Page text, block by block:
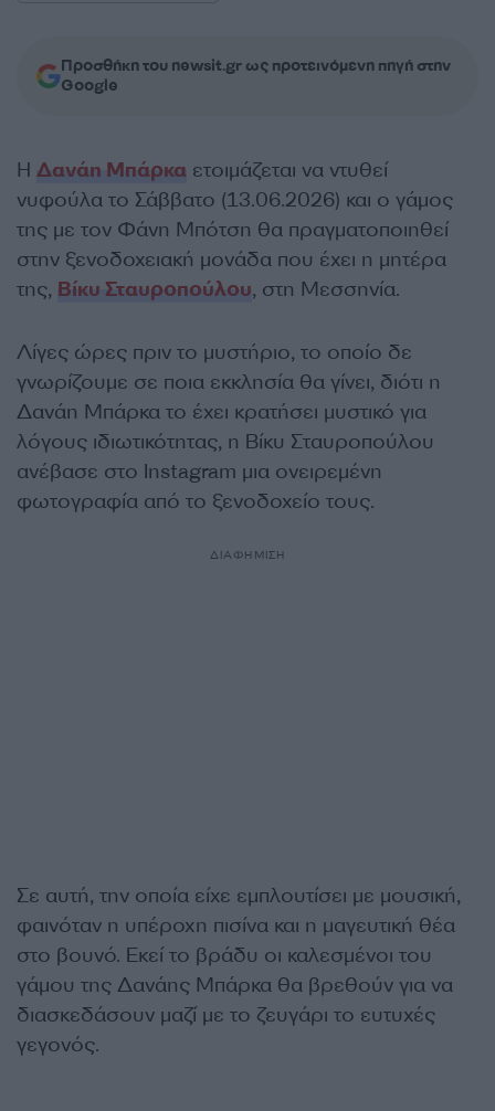
Προσθήκη του newsit.gr ως προτεινόμενη πηγή στην
Google
Η Δανάη Μπάρκα ετοιμάζεται να ντυθεί
νυφούλα το Σάββατο (13.06.2026) και ο γάμος
της με τον Φάνη Μπότση θα πραγματοποιηθεί
στην ξενοδοχειακή μονάδα που έχει η μητέρα
της, Βίκυ Σταυροπούλου, στη Μεσσηνία.
Λίγες ώρες πριν το μυστήριο, το οποίο δε
γνωρίζουμε σε ποια εκκλησία θα γίνει, διότι η
Δανάη Μπάρκα το έχει κρατήσει μυστικό για
λόγους ιδιωτικότητας, η Βίκυ Σταυροπούλου
ανέβασε στο Instagram μια ονειρεμένη
φωτογραφία από το ξενοδοχείο τους.
ΔΙΑΦΗΜΙΣΗ
Σε αυτή, την οποία είχε εμπλουτίσει με μουσική,
φαινόταν η υπέροχη πισίνα και η μαγευτική θέα
στο βουνό. Εκεί το βράδυ οι καλεσμένοι του
γάμου της Δανάης Μπάρκα θα βρεθούν για να
διασκεδάσουν μαζί με το ζευγάρι το ευτυχές
γεγονός.